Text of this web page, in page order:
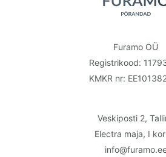
Furamo OÜ
Registrikood:
KMKR nr:
Veskiposti 2,
Electra maja, I